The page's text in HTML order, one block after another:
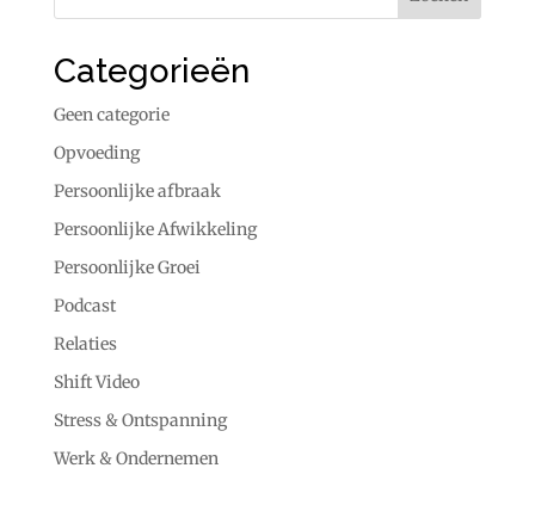
Categorieën
Geen categorie
Opvoeding
Persoonlijke afbraak
Persoonlijke Afwikkeling
Persoonlijke Groei
Podcast
Relaties
Shift Video
Stress & Ontspanning
Werk & Ondernemen